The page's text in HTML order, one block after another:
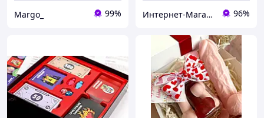
Margo_ 99% Интернет-Магазин "Uniqum Style". Создай свой уникальный стиль! 96%